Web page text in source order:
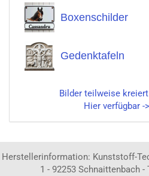
Boxenschilder
Gedenktafeln
Bilder teilweise
Hier verfügbar -
Herstellerinformation: Kunststoff-
1 - 92253 Schnaittenbach -